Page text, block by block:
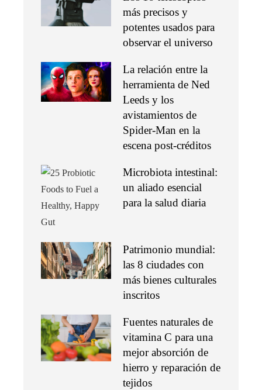
más precisos y
potentes usados para
observar el universo
La relación entre la
herramienta de Ned
Leeds y los
avistamientos de
Spider-Man en la
escena post-créditos
Microbiota intestinal:
un aliado esencial
para la salud diaria
Patrimonio mundial:
las 8 ciudades con
más bienes culturales
inscritos
Fuentes naturales de
vitamina C para una
mejor absorción de
hierro y reparación de
tejidos